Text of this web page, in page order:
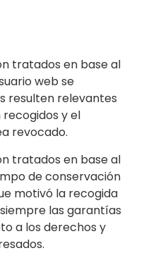
tratados en base al
web se
resulten relevantes
y el
revocado.
tratados en base al
de conservación
motivó la recogida
las garantías
a los derechos y